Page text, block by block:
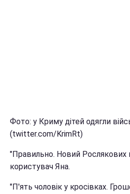
Фото: у Криму дітей одягли
(twitter.com/KrimRt)
"Правильно. Новий Рослякових
користувач Яна.
"П'ять чоловік у кросівках.